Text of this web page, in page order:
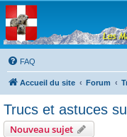
Les Marmottes de
Savoie
Forum d'entraide généalogique
FAQ
Accueil du site Forum
Trucs et astuces
Nouveau sujet